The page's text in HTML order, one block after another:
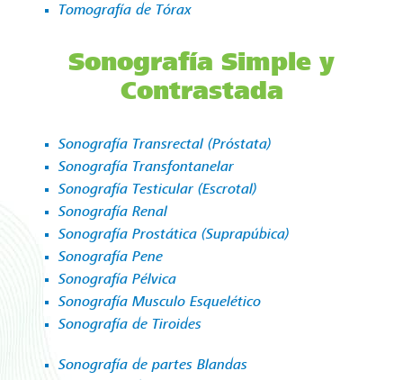
Tomografía de Tórax
Sonografía Simple y
Contrastada
Sonografía Transrectal (Próstata)
Sonografía Transfontanelar
Sonografía Testicular (Escrotal)
Sonografía Renal
Sonografía Prostática (Suprapúbica)
Sonografía Pene
Sonografía Pélvica
Sonografía Musculo Esquelético
Sonografía de Tiroides
Sonografía de partes Blandas